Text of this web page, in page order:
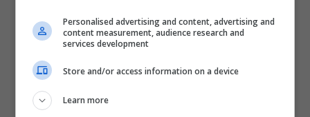
Personalised advertising and content, advertising and
content measurement, audience research and
services development
Store and/or access information on a device
Learn more